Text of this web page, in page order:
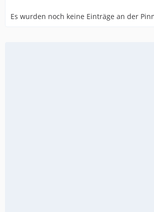
Es wurden noch keine Einträge an der